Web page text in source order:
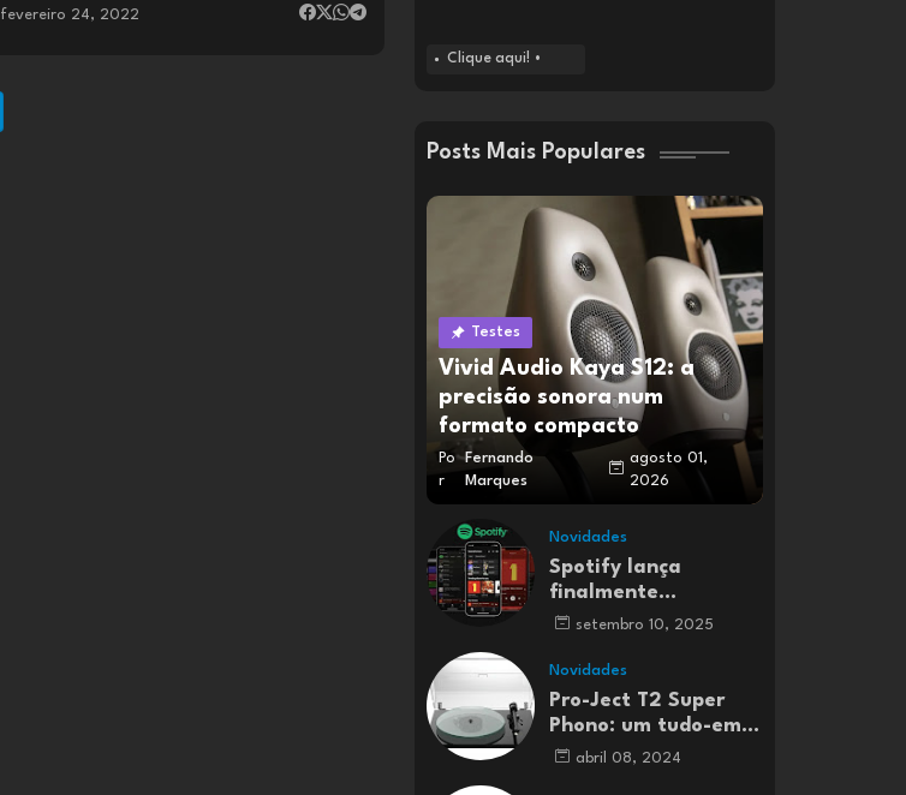
fevereiro 24, 2022
Clique aqui! •
Posts Mais Populares
Testes
Vivid Audio Kaya S12: a
precisão sonora num
formato compacto
Po
r
Fernando
Marques
agosto 01,
2026
Novidades
Spotify lança
finalmente
streaming de música
e em mais 50 países
setembro 10, 2025
Novidades
Pro-Ject T2 Super
Phono: um tudo-em-
um para entusiastas
abril 08, 2024